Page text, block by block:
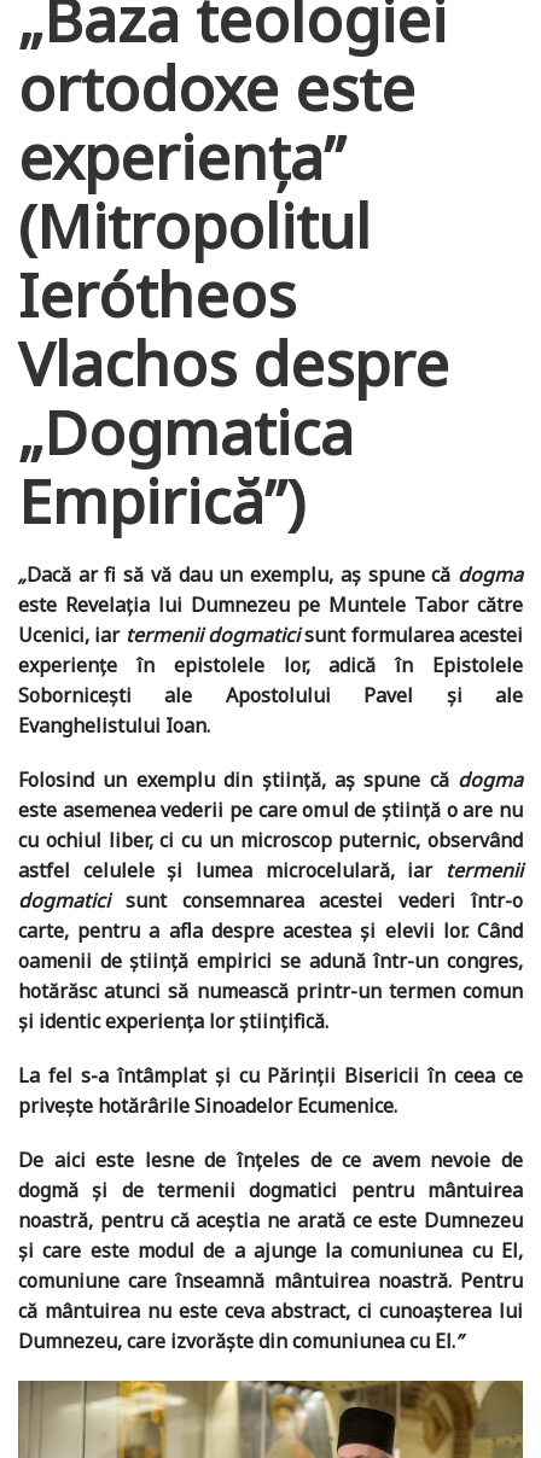
„Baza teologiei
ortodoxe este
experiența”
(Mitropolitul
Ierótheos
Vlachos despre
„Dogmatica
Empirică”)
„Dacă ar fi să vă dau un exemplu, aș spune că dogma
este Revelația lui Dumnezeu pe Muntele Tabor către
Ucenici, iar termenii dogmaticisunt formularea acestei
experiențe în epistolele lor, adică în Epistolele
Sobornicești ale Apostolului Pavel și ale
Evanghelistului Ioan.
Folosind un exemplu din știință, aș spune că dogma
este asemenea vederii pe care omul de știință o are nu
cu ochiul liber, ci cu un microscop puternic, observând
astfel celulele și lumea microcelulară, iar termenii
dogmaticisunt consemnarea acestei vederi într-o
carte, pentru a afla despre acestea și elevii lor. Când
oamenii de știință empirici se adună într-un congres,
hotărăsc atunci să numească printr-un termen comun
și identic experiența lor științifică.
La fel s-a întâmplat și cu Părinții Bisericii în ceea ce
privește hotărârile Sinoadelor Ecumenice.
De aici este lesne de înțeles de ce avem nevoie de
dogmă și de termenii dogmatici pentru mântuirea
noastră, pentru că aceștia ne arată ce este Dumnezeu
și care este modul de a ajunge la comuniunea cu El,
comuniune care înseamnă mântuirea noastră. Pentru
că mântuirea nu este ceva abstract, ci cunoașterea lui
Dumnezeu, care izvorăște din comuniunea cu El.”